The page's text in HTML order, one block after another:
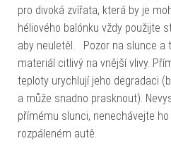
pro divoká zvířata, která by je
héliového balónku vždy použijte
aby neuletěl. Pozor na slunce a
materiál citlivý na vnější vlivy.
teploty urychlují jeho degradaci
a může snadno prasknout).
přímému slunci, nenechávejte
rozpáleném autě.